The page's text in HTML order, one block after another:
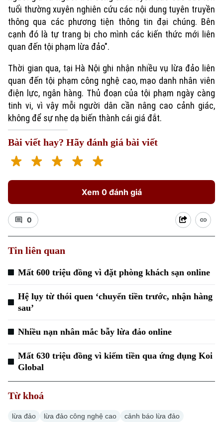
tuổi thường xuyên nghiên cứu các nội dung tuyên truyền
thông qua các phương tiện thông tin đại chúng. Bên
cạnh đó là tự trang bị cho mình các kiến thức mới liên
quan đến tội phạm lừa đảo".
Thời gian qua, tại Hà Nội ghi nhận nhiều vụ lừa đảo liên
quan đến tội phạm công nghệ cao, mạo danh nhân viên
điện lực, ngân hàng. Thủ đoạn của tội phạm ngày càng
tinh vi, vì vậy mỗi người dân cần nâng cao cảnh giác,
không để sự nhẹ dạ biến thành cái giá đắt.
Bài viết hay? Hãy đánh giá bài viết
Xem 0 đánh giá
0
Tin liên quan
Mất 600 triệu đồng vì đặt phòng khách sạn online
Hệ lụy từ thói quen ‘chuyển tiền trước, nhận hàng
sau’
Nhiều nạn nhân mắc bẫy lừa đảo online
Mất 630 triệu đồng vì kiếm tiền qua ứng dụng Koi
Global
Từ khoá
lừa đảo lừa đảo công nghệ cao cảnh báo lừa đảo